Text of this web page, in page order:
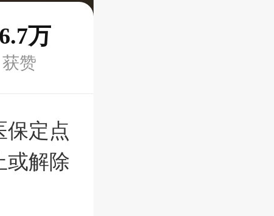
万
获赞
保定点
或解除